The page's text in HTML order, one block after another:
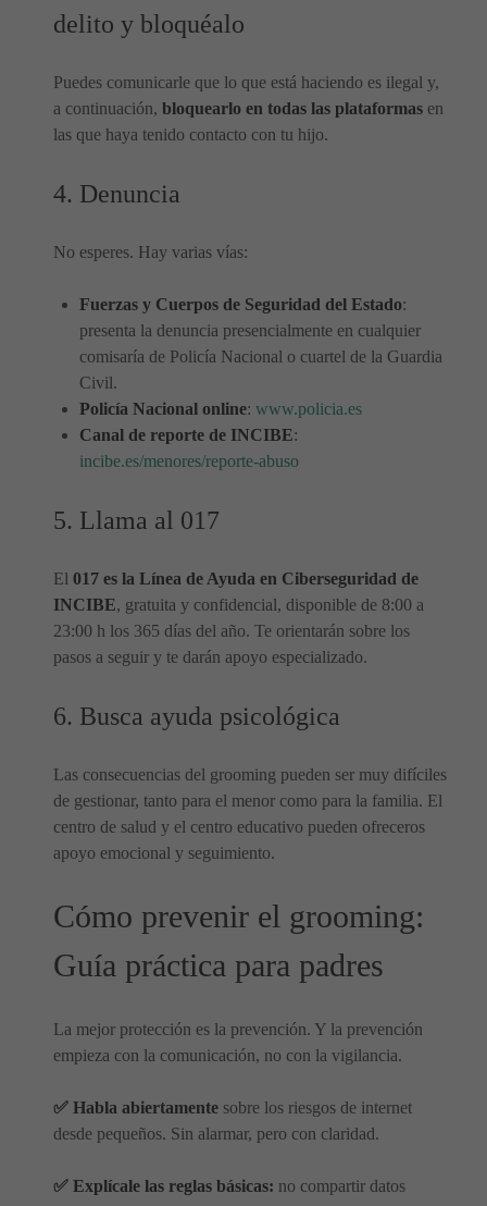
delito y bloquéalo
Puedes comunicarle que lo que está haciendo es ilegal y,
a continuación, bloquearlo en todas las plataformas en
las que haya tenido contacto con tu hijo.
4. Denuncia
No esperes. Hay varias vías:
Fuerzas y Cuerpos de Seguridad del Estado:
presenta la denuncia presencialmente en cualquier
comisaría de Policía Nacional o cuartel de la Guardia
Civil.
Policía Nacional online: www.policia.es
Canal de reporte de INCIBE:
incibe.es/menores/reporte-abuso
5. Llama al 017
El 017 es la Línea de Ayuda en Ciberseguridad de
INCIBE, gratuita y confidencial, disponible de 8:00 a
23:00 h los 365 días del año. Te orientarán sobre los
pasos a seguir y te darán apoyo especializado.
6. Busca ayuda psicológica
Las consecuencias del grooming pueden ser muy difíciles
de gestionar, tanto para el menor como para la familia. El
centro de salud y el centro educativo pueden ofreceros
apoyo emocional y seguimiento.
Cómo prevenir el grooming:
Guía práctica para padres
La mejor protección es la prevención. Y la prevención
empieza con la comunicación, no con la vigilancia.
✅ Habla abiertamente sobre los riesgos de internet
desde pequeños. Sin alarmar, pero con claridad.
✅ Explícale las reglas básicas: no compartir datos